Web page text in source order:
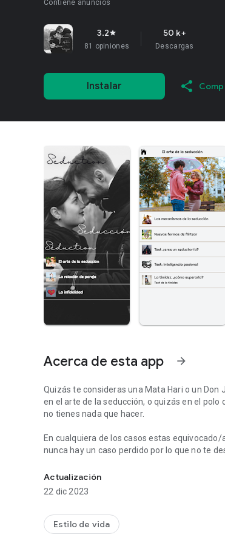
Contiene anuncios
3.2star
81 opiniones
50 k+
Descargas
Instalar
Acerca de esta app arrow_forward
Quizás te consideras una Mata Hari o un
en el arte de la seducción, o quizás en el
no tienes nada que hacer.
En cualquiera de los casos estas
nunca hay un caso perdido por lo que no te
Y si difícil es conseguir ser un conquistador/
satisfactoria en el tiempo.
seducción, las nuevas formas de flirteo y la
saber si sois unos conquistadores/as natos/
Actualización
22 dic 2023
Estilo de vida